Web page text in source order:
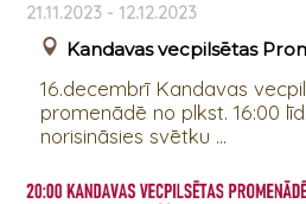
21.11.2023 - 12.12.2023
Kandavas vecpilsētas
16.decembrī Kandavas
promenādē no plkst. 16:00
norisināsies svētku ...